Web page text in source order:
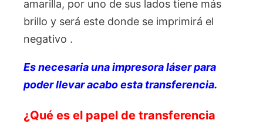
amarilla, por uno de sus lados tiene más
brillo y será este donde se imprimirá el
negativo .
Es necesaria una impresora láser para
poder llevar acabo esta transferencia.
¿Qué es el papel de transferencia